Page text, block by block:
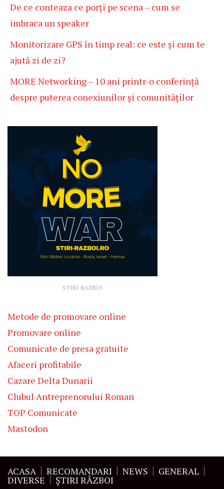
De ce conteaza ce porți pe scena – cum se
imbraca un speaker
Monitorizare GPS în timp real: ce este și cum te
ajută zi de zi?
MORE Networking – 10 ani printr-o conferință
despre puterea conexiunilor și comunităților
STIRI-RAZBOI
Metode de promovare online
Promovare online
Comunicate de presa gratuite
Afaceri profitabile
Cazare Delta Dunarii
Clubul Antreprenorului Roman
TOP Comunicate
Mastodon
ACASA RECOMANDARI NEWS GENERAL
DIVERSE ŞTIRI RĂZBOI